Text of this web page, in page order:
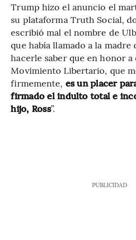
Trump hizo el anuncio el
su plataforma Truth Social,
escribió mal el nombre de
que había llamado a la
hacerle saber que en honor a
Movimiento Libertario, que
firmemente, es un placer
firmado el indulto total e
hijo, Ross”.
PUBLICIDAD